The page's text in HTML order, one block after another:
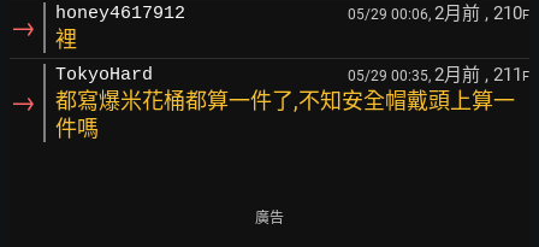
→ honey4617912 05/29 00:06, 2月前 , 210F
裡
→
TokyoHard 05/29 00:35, 2月前 , 211 F
都寫爆米花桶都算一件了,不知安全帽戴頭上算一
件嗎
廣告